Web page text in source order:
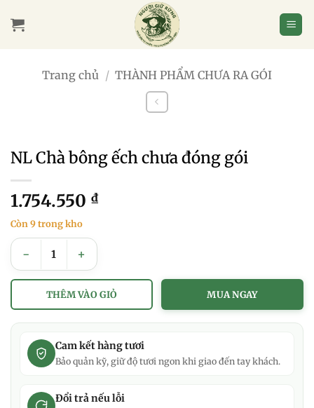
qua
Trang chủ / THÀNH PHẨM CHƯA RA GÓI
NL Chà bông ếch chưa đóng gói
1.754.550 ₫
Còn 9 trong kho
NL Chà bông ếch chưa đóng gói số lượng
THÊM VÀO GIỎ MUA NGAY
Cam kết hàng tươi
Bảo quản kỹ, giữ độ tươi ngon khi giao đến tay khách.
Đổi trả nếu lỗi